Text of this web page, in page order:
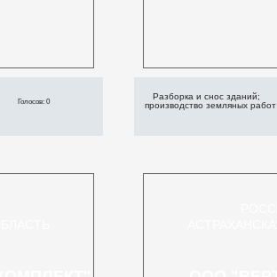
Голосов: 0
Разборка и снос зданий;
производство земляных работ